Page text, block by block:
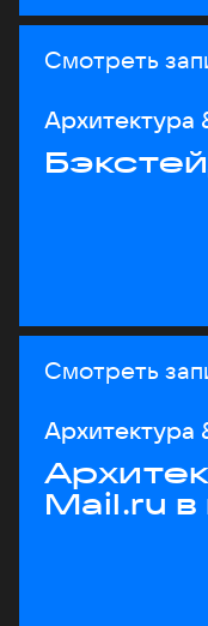
Смотреть
Архитектура
Смотреть
Архитектура
Mail.ru